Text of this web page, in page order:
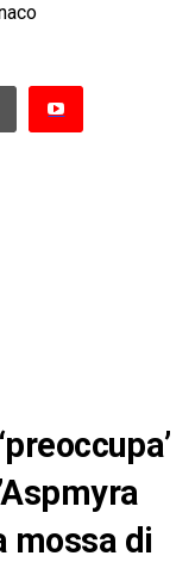
mossa di